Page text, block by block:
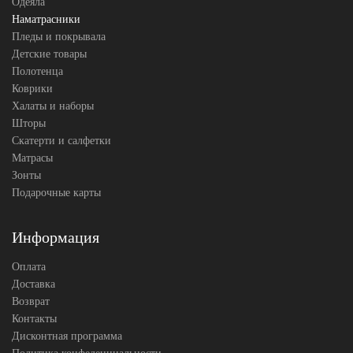
Наматрасники
Пледы и покрывала
Детские товары
Полотенца
Коврики
Халаты и наборы
Шторы
Скатерти и салфетки
Матрасы
Зонты
Подарочные карты
Информация
Оплата
Доставка
Возврат
Контакты
Дисконтная программа